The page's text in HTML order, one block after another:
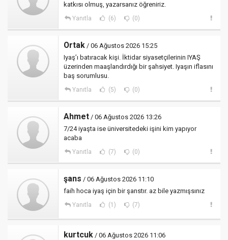
katkısı olmuş, yazarsanız öğreniriz.
Yanıtla (6) (0)
Ortak / 06 Ağustos 2026 15:25
Iyaş’ı batıracak kişi. İktidar siyasetçilerinin IYAŞ
üzerinden maaşlandırdığı bir şahsiyet. Iyaşın iflasını
baş sorumlusu.
Yanıtla (5) (0)
Ahmet / 06 Ağustos 2026 13:26
7/24 iyaşta ise üniversitedeki işini kim yapıyor
acaba
Yanıtla (7) (0)
şans / 06 Ağustos 2026 11:10
faih hoca iyaş için bir şanstır. az bile yazmışsınız
Yanıtla (1) (7)
kurtcuk / 06 Ağustos 2026 11:06